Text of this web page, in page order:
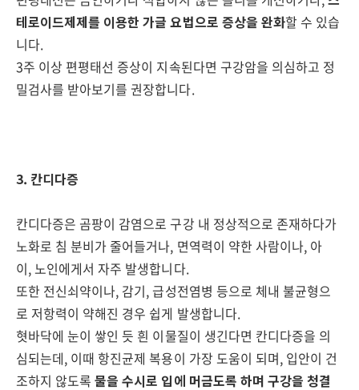
테로이드제제를 이용한 가글 요법으로 증상을 완화할 수 있습
니다.
3주 이상 편평태선 증상이 지속된다면 구강암을 의심하고 정
밀검사를 받아보기를 권장합니다.
3. 칸디다증
칸디다증은 곰팡이 감염으로 구강 내 정상적으로 존재하다가
노화로 침 분비가 줄어들거나, 면역력이 약한 사람이나, 아
이, 노인에게서 자주 발생합니다.
또한 전신쇠약이나, 감기, 급성전염병 등으로 체내 불균형으
로 저항력이 약해진 경우 쉽게 발생합니다.
혓바닥에 눈이 쌓인 듯 흰 이물질이 생긴다면 칸디다증을 의
심되는데, 이때 항진균제 복용이 가장 도움이 되며, 입안이 건
조하지 않도록물을 수시로 입에 머금도록 하며 구강을 청결